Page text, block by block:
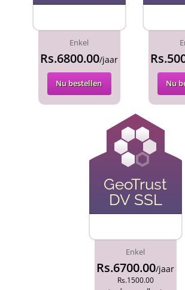
Enkel
Rs.6800.00/jaar
Nu bestellen Nu
GeoTrust
DV SSL
Enkel
Rs.6700.00/jaar
Rs.1500.00